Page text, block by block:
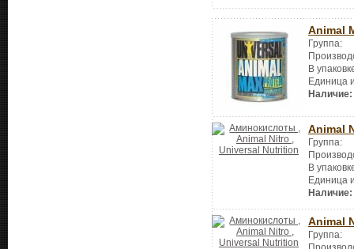
Animal
Группа:
В
Единица
Наличие:
Animal
Группа:
В
Единица
Наличие:
Animal
Группа: